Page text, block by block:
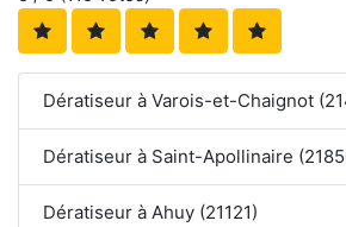
Dératiseur à Varois-et-Chaignot
Dératiseur à Saint-Apollinaire
Dératiseur à Ahuy (21121)